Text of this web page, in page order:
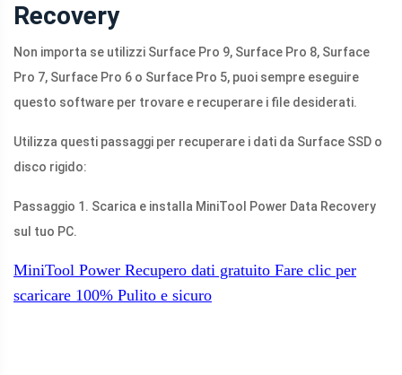
Recovery
Non importa se utilizzi Surface Pro 9, Surface Pro 8, Surface
Pro 7, Surface Pro 6 o Surface Pro 5, puoi sempre eseguire
questo software per trovare e recuperare i file desiderati.
Utilizza questi passaggi per recuperare i dati da Surface SSD o
disco rigido:
Passaggio 1. Scarica e installa MiniTool Power Data Recovery
sul tuo PC.
MiniTool Power Recupero dati gratuito Fare clic per
scaricare 100% Pulito e sicuro